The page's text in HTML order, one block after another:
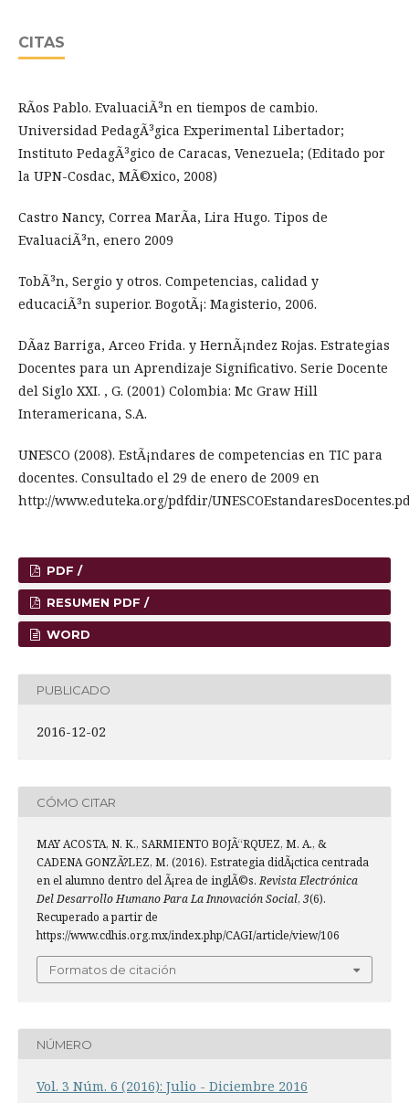
CITAS
RÃ­os Pablo. EvaluaciÃ³n en tiempos de cambio.
Universidad PedagÃ³gica Experimental Libertador;
Instituto PedagÃ³gico de Caracas, Venezuela; (Editado por
la UPN-Cosdac, MÃ©xico, 2008)
Castro Nancy, Correa MarÃ­a, Lira Hugo. Tipos de
EvaluaciÃ³n, enero 2009
TobÃ³n, Sergio y otros. Competencias, calidad y
educaciÃ³n superior. BogotÃ¡: Magisterio, 2006.
DÃ­az Barriga, Arceo Frida. y HernÃ¡ndez Rojas. Estrategias
Docentes para un Aprendizaje Significativo. Serie Docente
del Siglo XXI. , G. (2001) Colombia: Mc Graw Hill
Interamericana, S.A.
UNESCO (2008). EstÃ¡ndares de competencias en TIC para
docentes. Consultado el 29 de enero de 2009 en
http://www.eduteka.org/pdfdir/
PDF /
RESUMEN PDF /
WORD
PUBLICADO
2016-12-02
CÓMO CITAR
MAY ACOSTA, N. K., SARMIENTO BOJÃ“RQUEZ, M. A., &
CADENA GONZÃ?LEZ, M. (2016). Estrategia didÃ¡ctica centrada
en el alumno dentro del Ã¡rea de inglÃ©s.Revista Electrónica
Del Desarrollo Humano Para La Innovación Social, 3(6).
Recuperado a partir de
https://www.cdhis.org.mx/index.php/CAGI/article/view/106
Formatos de citación
NÚMERO
Vol. 3 Núm. 6 (2016): Julio - Diciembre 2016